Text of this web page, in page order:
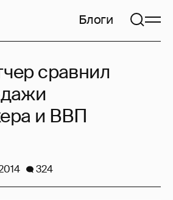
Блоги
сравнил
и ВВП
324